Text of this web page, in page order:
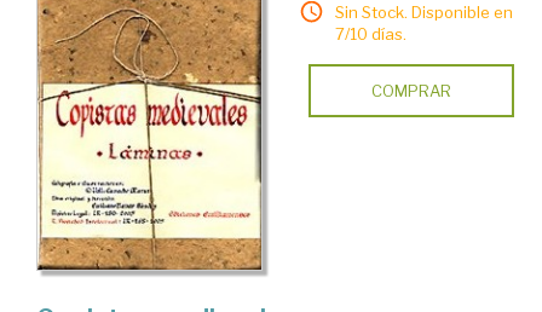
Sin Stock. Disponible en
7/10 días.
COMPRAR